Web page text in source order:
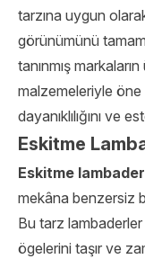
tarzına uygun
görünümünü
tanınmış
malzemeleriyle öne
dayanıklılığını ve
Eskitme
Eskitme lambader
mekâna benzersiz
Bu tarz
ögelerini taşır ve